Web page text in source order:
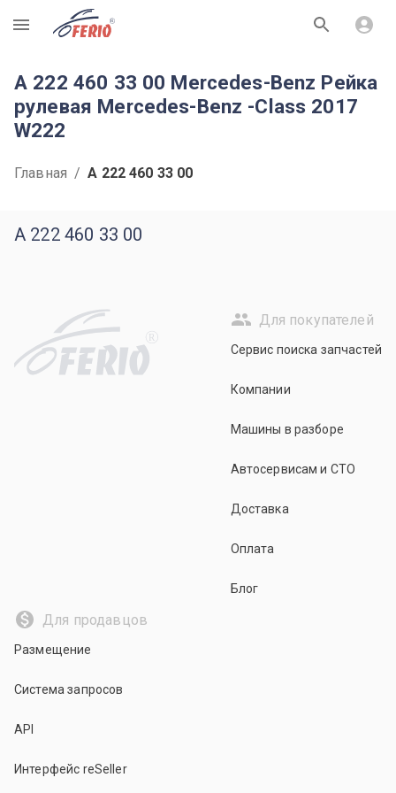
R
A 222 460 33 00 Mercedes-Benz Рейка
рулевая Mercedes-Benz -Class 2017
W222
Главная / A 222 460 33 00
A 222 460 33 00
R
Для покупателей
Сервис поиска запчастей
Компании
Машины в разборе
Автосервисам и СТО
Доставка
Оплата
Блог
Для продавцов
Размещение
Система запросов
API
Интерфейс reSeller